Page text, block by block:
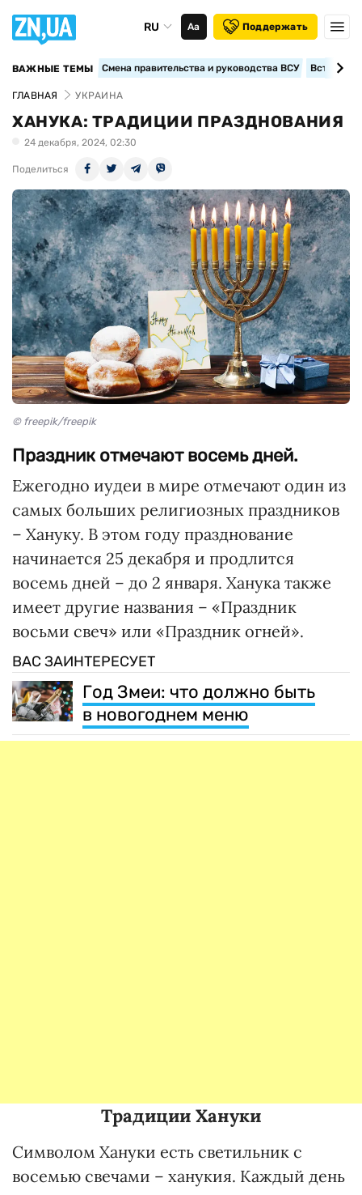
RU Аа Поддержать
ВАЖНЫЕ ТЕМЫ Смена правительства и руководства ВСУ
ГЛАВНАЯ УКРАИНА
ХАНУКА: ТРАДИЦИИ ПРАЗДНОВАНИЯ
24 декабря, 2024, 02:30
Поделиться
© freepik/freepik
Праздник отмечают восемь дней.
Ежегодно иудеи в мире отмечают один из
самых больших религиозных праздников
– Хануку. В этом году празднование
начинается 25 декабря и продлится
восемь дней – до 2 января. Ханука также
имеет другие названия – «Праздник
восьми свеч» или «Праздник огней».
ВАС ЗАИНТЕРЕСУЕТ
Год Змеи: что должно быть
в новогоднем меню
Традиции Хануки
Символом Хануки есть светильник с
восемью свечами – ханукия. Каждый день